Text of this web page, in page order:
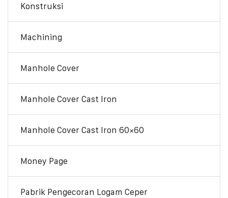
Konstruksi
Machining
Manhole Cover
Manhole Cover Cast Iron
Manhole Cover Cast Iron 60×60
Money Page
Pabrik Pengecoran Logam Ceper